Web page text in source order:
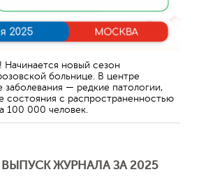
Начинается новый сезон
больнице. В центре
— редкие патологии,
состояния с распространенностью
100 000 человек.
ЖУРНАЛА ЗА 2025